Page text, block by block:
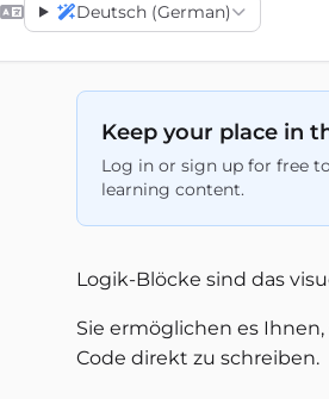
Deutsch (German)
Keep your place in
Log in or sign up for free
learning content.
Logik-Blöcke sind das
Sie ermöglichen es
Code direkt zu schreiben.